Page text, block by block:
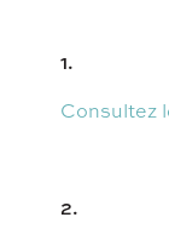
1.
Consultez
2.